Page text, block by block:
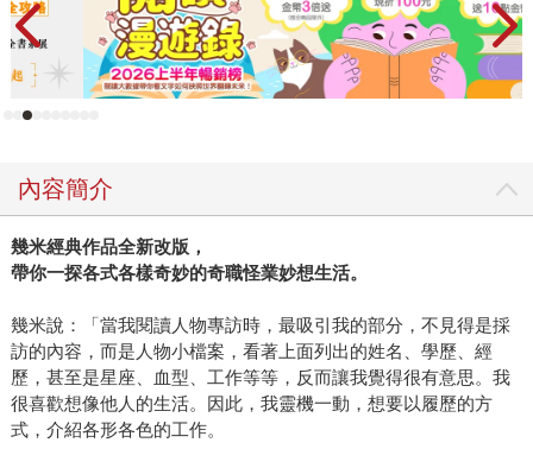
難以確定、千瘡百孔但不想再受傷的人們的共同縮影。
內容簡介
幾米經典作品全新改版，
帶你一探各式各樣奇妙的奇職怪業妙想生活。
幾米說：「當我閱讀人物專訪時，最吸引我的部分，不見得是採
訪的內容，而是人物小檔案，看著上面列出的姓名、學歷、經
歷，甚至是星座、血型、工作等等，反而讓我覺得很有意思。我
很喜歡想像他人的生活。因此，我靈機一動，想要以履歷的方
式，介紹各形各色的工作。